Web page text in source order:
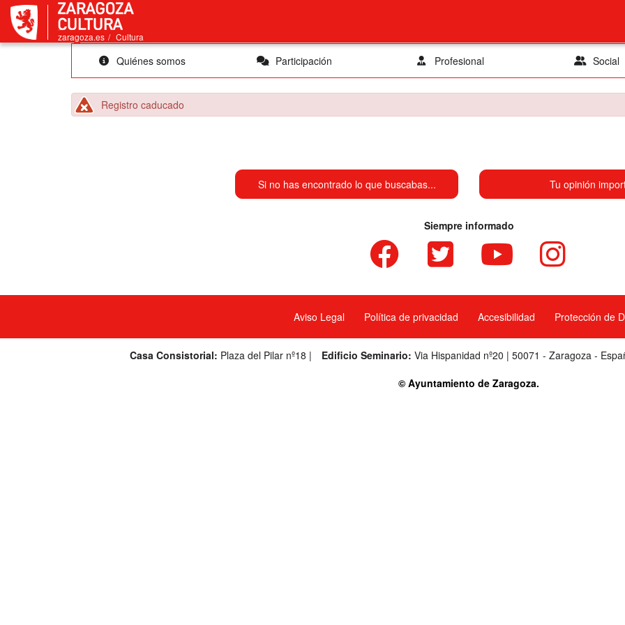
Cultura
zaragoza.es Cultura
Quiénes somos Participación Profesional Social
Peligro
Registro caducado
Si no has encontrado lo que buscabas... Tu opinión
Siempre informado
Facebook
twitter youtube instagram
Aviso Legal Política de privacidad Accesibilidad Protección de
Casa Consistorial: Plaza del Pilar nº18 | Edificio Seminario: Via Hispanidad nº20 | 50071 - Zaragoza -
© Ayuntamiento de Zaragoza.